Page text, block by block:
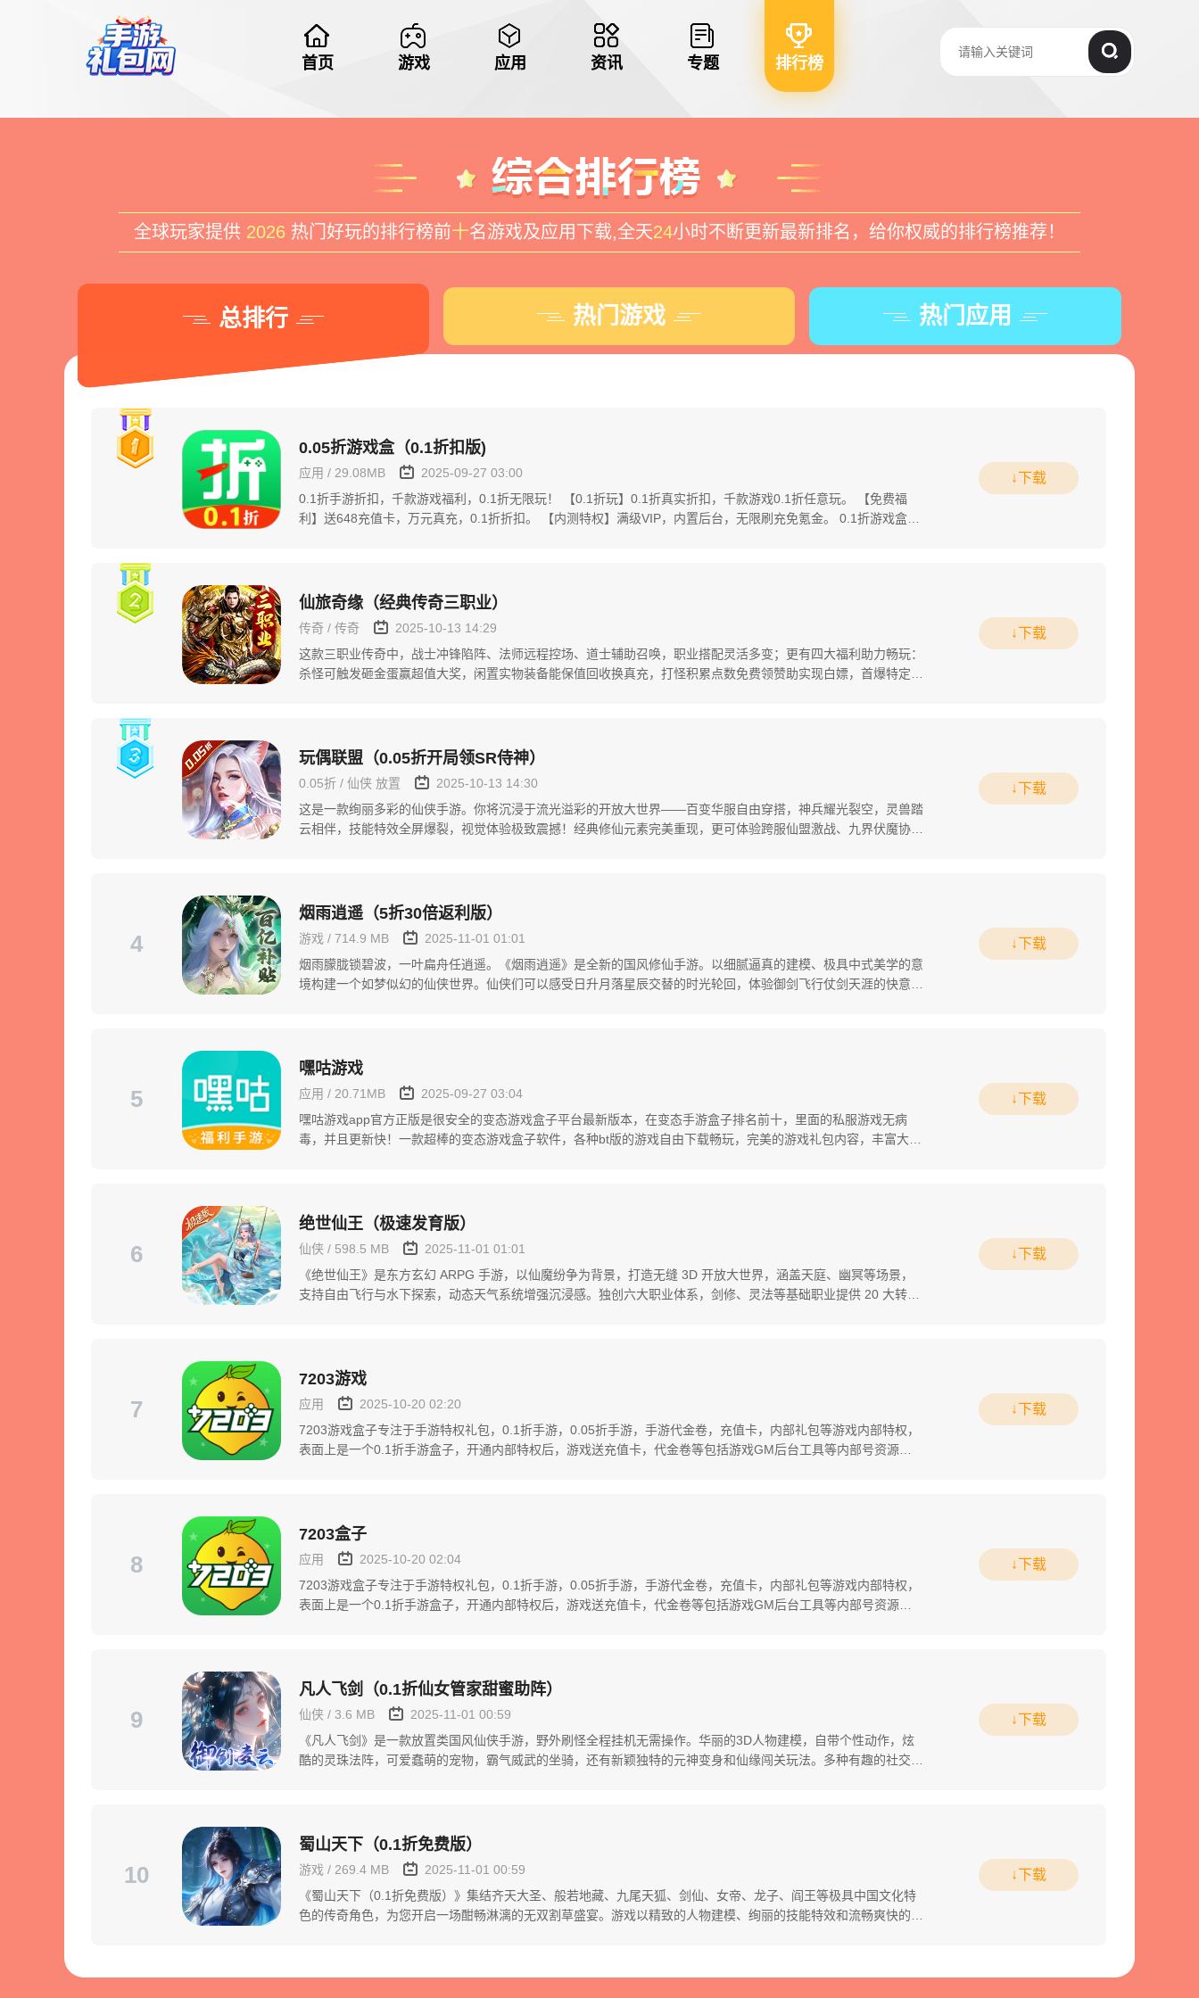
首页 游戏 应用 资讯 专题 排行榜
全球玩家提供 2026 热门好玩的排行榜前十名游戏及应用下载,全天24小时不断更新最新排名，给你权威的排行榜推荐！
总排行 热门游戏 热门应用
0.05折游戏盒（0.1折扣版)
应用 / 29.08MB
2025-09-27 03:00
0.1折手游折扣，千款游戏福利，0.1折无限玩！ 【0.1折玩】0.1折真实折扣，千款游戏0.1折任意玩。 【免费福
利】送648充值卡，万元真充，0.1折折扣。 【内测特权】满级VIP，内置后台，无限刷充免氪金。 0.1折游戏盒，
↓下载
仙旅奇缘（经典传奇三职业）
传奇 / 传奇
2025-10-13 14:29
这款三职业传奇中，战士冲锋陷阵、法师远程控场、道士辅助召唤，职业搭配灵活多变；更有四大福利助力畅玩：
杀怪可触发砸金蛋赢超值大奖，闲置实物装备能保值回收换真充，打怪积累点数免费领赞助实现白嫖，首爆特定装
↓下载
玩偶联盟（0.05折开局领SR侍神）
0.05折 / 仙侠 放置
2025-10-13 14:30
这是一款绚丽多彩的仙侠手游。你将沉浸于流光溢彩的开放大世界——百变华服自由穿搭，神兵耀光裂空，灵兽踏
云相伴，技能特效全屏爆裂，视觉体验极致震撼！经典修仙元素完美重现，更可体验跨服仙盟激战、九界伏魔协
↓下载
4
烟雨逍遥（5折30倍返利版）
游戏 / 714.9 MB
2025-11-01 01:01
烟雨朦胧锁碧波，一叶扁舟任逍遥。《烟雨逍遥》是全新的国风修仙手游。以细腻逼真的建模、极具中式美学的意
境构建一个如梦似幻的仙侠世界。仙侠们可以感受日升月落星辰交替的时光轮回，体验御剑飞行仗剑天涯的快意盎
↓下载
5
嘿咕游戏
应用 / 20.71MB
2025-09-27 03:04
嘿咕游戏app官方正版是很安全的变态游戏盒子平台最新版本，在变态手游盒子排名前十，里面的私服游戏无病
毒，并且更新快！一款超棒的变态游戏盒子软件，各种bt版的游戏自由下载畅玩，完美的游戏礼包内容，丰富大量
↓下载
6
绝世仙王（极速发育版）
仙侠 / 598.5 MB
2025-11-01 01:01
《绝世仙王》是东方玄幻 ARPG 手游，以仙魔纷争为背景，打造无缝 3D 开放大世界，涵盖天庭、幽冥等场景，
支持自由飞行与水下探索，动态天气系统增强沉浸感。独创六大职业体系，剑修、灵法等基础职业提供 20 大转职
↓下载
7
7203游戏
应用
2025-10-20 02:20
7203游戏盒子专注于手游特权礼包，0.1折手游，0.05折手游，手游代金卷，充值卡，内部礼包等游戏内部特权，
表面上是一个0.1折手游盒子，开通内部特权后，游戏送充值卡，代金卷等包括游戏GM后台工具等内部号资源，
↓下载
8
7203盒子
应用
2025-10-20 02:04
7203游戏盒子专注于手游特权礼包，0.1折手游，0.05折手游，手游代金卷，充值卡，内部礼包等游戏内部特权，
表面上是一个0.1折手游盒子，开通内部特权后，游戏送充值卡，代金卷等包括游戏GM后台工具等内部号资源，
↓下载
9
凡人飞剑（0.1折仙女管家甜蜜助阵）
仙侠 / 3.6 MB
2025-11-01 00:59
《凡人飞剑》是一款放置类国风仙侠手游，野外刷怪全程挂机无需操作。华丽的3D人物建模，自带个性动作，炫
酷的灵珠法阵，可爱蠢萌的宠物，霸气威武的坐骑，还有新颖独特的元神变身和仙缘闯关玩法。多种有趣的社交玩
↓下载
10
蜀山天下（0.1折免费版）
游戏 / 269.4 MB
2025-11-01 00:59
《蜀山天下（0.1折免费版）》集结齐天大圣、般若地藏、九尾天狐、剑仙、女帝、龙子、阎王等极具中国文化特
色的传奇角色，为您开启一场酣畅淋漓的无双割草盛宴。游戏以精致的人物建模、绚丽的技能特效和流畅爽快的打
↓下载